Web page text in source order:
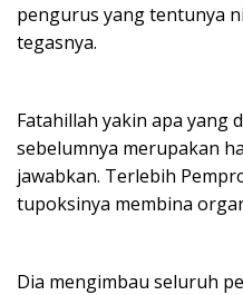
pengurus yang tentunya
tegasnya.
Fatahillah yakin apa yang
sebelumnya merupakan
jawabkan. Terlebih
tupoksinya membina
Dia mengimbau seluruh